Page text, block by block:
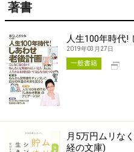
著書
人生100年時代!
2019年03月27日
一般書籍
月5万円ムリな
経の文庫)